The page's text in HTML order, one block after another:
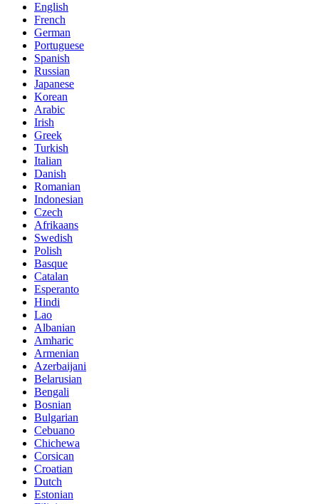
English
French
German
Portuguese
Spanish
Russian
Japanese
Korean
Arabic
Irish
Greek
Turkish
Italian
Danish
Romanian
Indonesian
Czech
Afrikaans
Swedish
Polish
Basque
Catalan
Esperanto
Hindi
Lao
Albanian
Amharic
Armenian
Azerbaijani
Belarusian
Bengali
Bosnian
Bulgarian
Cebuano
Chichewa
Corsican
Croatian
Dutch
Estonian